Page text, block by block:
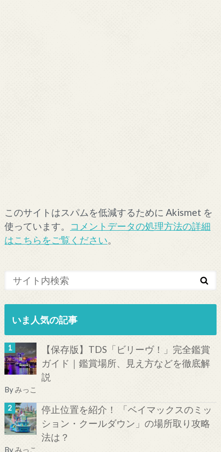
このサイトはスパムを低減するために Akismet を
使っています。
コメントデータの処理方法の詳細
はこちらをご覧ください。
いま人気の記事
【保存版】TDS「ビリーヴ！」完全鑑賞
ガイド｜鑑賞場所、見え方などを徹底解
説
Byみっこ
停止位置を紹介！ 「ベイマックスのミッ
ション・クールダウン」の場所取り攻略
法は？
Byみっこ